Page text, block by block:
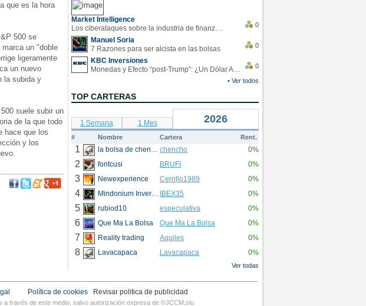
que es la hora
500 se
un "doble
ligeramente
un nuevo
la subida y
suele subir un
de la que todo
hace que los
y los
Market Intelligence
Los ciberataques sobre la industria de finanzas se han duplicado este año
0
Manuel Soria
7 Razones para ser alcista en las bolsas
0
KBC Inversiones
Monedas y Efecto “post-Trump”: ¿Un Dólar Americano operando en rangos?
0
• Ver todos
TOP CARTERAS
1 Semana 1 Mes 2026
# Nombre Cartera Rent.
1 la bolsa de chencho chencho 0%
2 fontcusi BRUFI 0%
3 Newexperience Cerrillo1989 0%
4 Mindonium Inversions IBEX35 0%
5 rubiod10 especulativa 0%
6 Que Ma La Bolsa Que Ma La Bolsa 0%
7 Reality trading Aquiles 0%
8 Lavacapaca Lavacapaca 0%
Ver todas
Revisar politica de publicidad
Política de cookies
a través de este medio, salvo autorización expresa de ©JCCM,slu